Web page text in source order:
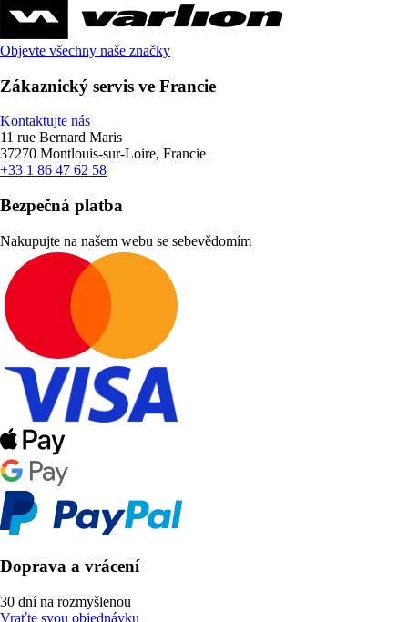
Objevte všechny naše značky
Zákaznický servis ve Francie
Kontaktujte nás
11 rue Bernard Maris
37270 Montlouis-sur-Loire, Francie
+33 1 86 47 62 58
Bezpečná platba
Nakupujte na našem webu se sebevědomím
Doprava a vrácení
30 dní na rozmyšlenou
Vraťte svou objednávku